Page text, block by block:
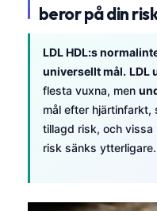
beror på din
LDL HDL:s
universellt mål. LDL
flesta vuxna, men
mål efter hjärtinfarkt,
tillagd risk, och
risk sänks ytterligare.